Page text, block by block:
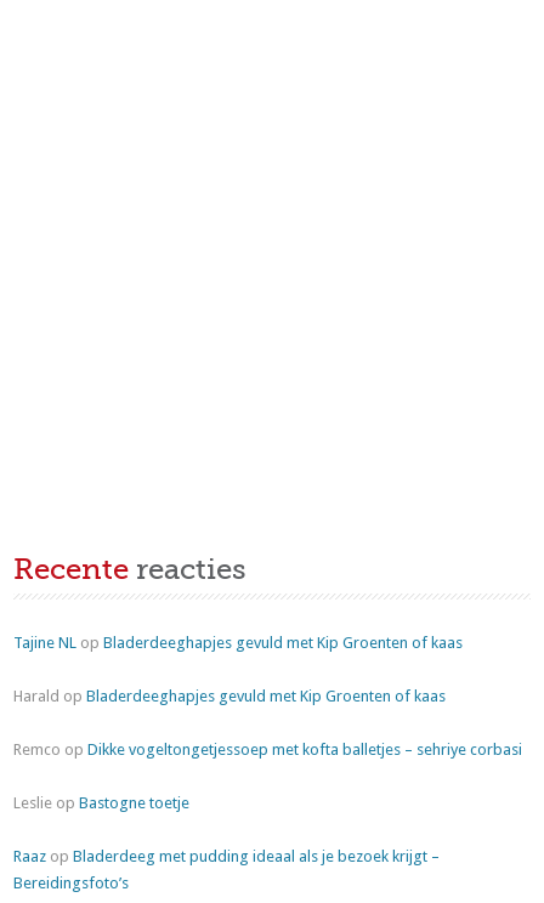
Recente reacties
Tajine NL opBladerdeeghapjes gevuld met Kip Groenten of kaas
Harald opBladerdeeghapjes gevuld met Kip Groenten of kaas
Remco opDikke vogeltongetjessoep met kofta balletjes – sehriye corbasi
Leslie opBastogne toetje
Raaz opBladerdeeg met pudding ideaal als je bezoek krijgt –
Bereidingsfoto’s